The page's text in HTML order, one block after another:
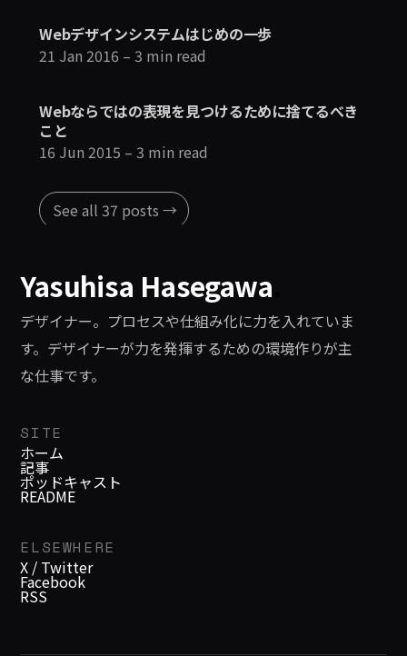
Webデザインシステムはじめの一歩
21 Jan 2016 – 3 min read
Webならではの表現を見つけるために捨てるべき
こと
16 Jun 2015 – 3 min read
See all 37 posts →
Yasuhisa Hasegawa
デザイナー。プロセスや仕組み化に力を入れていま
す。デザイナーが力を発揮するための環境作りが主
な仕事です。
SITE
ホーム
記事
ポッドキャスト
README
ELSEWHERE
X / Twitter
Facebook
RSS